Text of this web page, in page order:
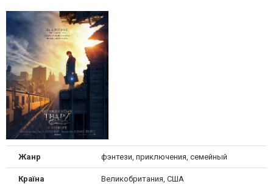
Жанр фэнтези, приключения, семейный
Країна Великобритания, США